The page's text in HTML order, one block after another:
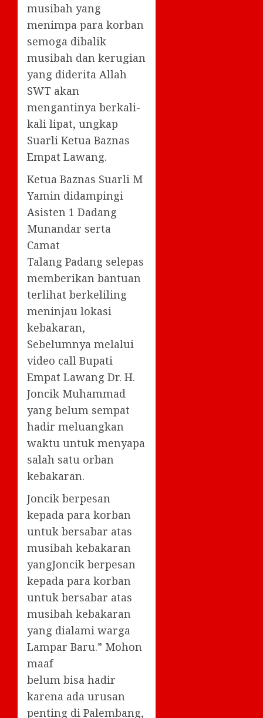
musibah yang
menimpa para korban
semoga dibalik
musibah dan kerugian
yang diderita Allah
SWT akan
mengantinya berkali-
kali lipat, ungkap
Suarli Ketua Baznas
Empat Lawang.
Ketua Baznas Suarli M
Yamin didampingi
Asisten 1 Dadang
Munandar serta
Camat
Talang Padang selepas
memberikan bantuan
terlihat berkeliling
meninjau lokasi
kebakaran,
Sebelumnya melalui
video call Bupati
Empat Lawang Dr. H.
Joncik Muhammad
yang belum sempat
hadir meluangkan
waktu untuk menyapa
salah satu orban
kebakaran.
Joncik berpesan
kepada para korban
untuk bersabar atas
musibah kebakaran
yangJoncik berpesan
kepada para korban
untuk bersabar atas
musibah kebakaran
yang dialami warga
Lampar Baru.” Mohon
maaf
belum bisa hadir
karena ada urusan
penting di Palembang,